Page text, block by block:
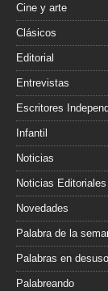
Cine y arte
Clásicos
Editorial
Entrevistas
Escritores
Infantil
Noticias
Noticias Editoriales
Novedades
Palabra de la
Palabras en desuso
Palabreando